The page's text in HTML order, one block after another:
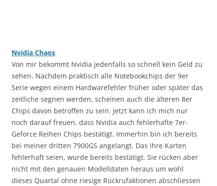
Nvidia Chaos
Von mir bekommt Nvidia jedenfalls so schnell kein Geld zu
sehen. Nachdem praktisch alle Notebookchips der 9er
Serie wegen einem Hardwarefehler früher oder später das
zeitliche segnen werden, scheinen auch die älteren 8er
Chips davon betroffen zu sein. Jetzt kann ich mich nur
noch darauf freuen, dass Nvidia auch fehlerhafte 7er-
Geforce Reihen Chips bestätigt. Immerhin bin ich bereits
bei meiner dritten 7900GS angelangt. Das ihre Karten
fehlerhaft seien, wurde bereits bestätigt. Sie rücken aber
nicht mit den genauen Modelldaten heraus um wohl
dieses Quartal ohne riesige Rückrufaktionen abschliessen